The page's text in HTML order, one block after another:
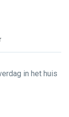
in het huis